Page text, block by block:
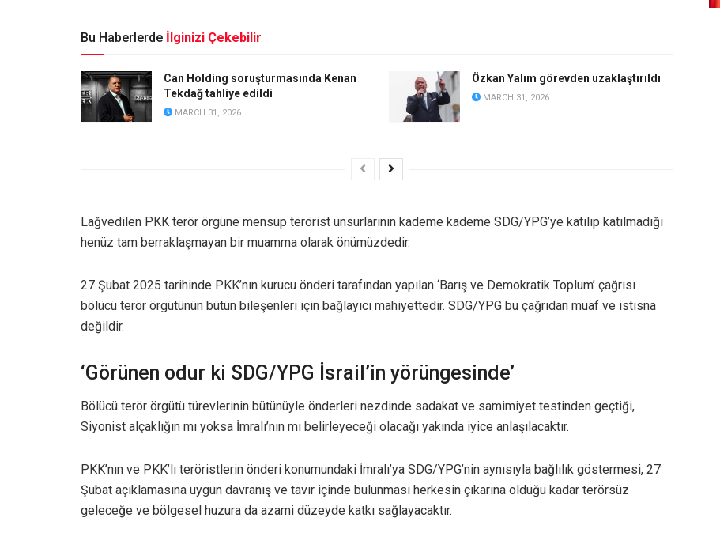
Bu Haberlerde İlginizi Çekebilir
Can Holding soruşturmasında Kenan
Tekdağ tahliye edildi
MARCH 31, 2026
Özkan Yalım görevden uzaklaştırıldı
MARCH 31, 2026
Lağvedilen PKK terör örgüne mensup terörist unsurlarının kademe kademe SDG/YPG’ye katılıp katılmadığı
henüz tam berraklaşmayan bir muamma olarak önümüzdedir.
27 Şubat 2025 tarihinde PKK’nın kurucu önderi tarafından yapılan ‘Barış ve Demokratik Toplum’ çağrısı
bölücü terör örgütünün bütün bileşenleri için bağlayıcı mahiyettedir. SDG/YPG bu çağrıdan muaf ve istisna
değildir.
‘Görünen odur ki SDG/YPG İsrail’in yörüngesinde’
Bölücü terör örgütü türevlerinin bütünüyle önderleri nezdinde sadakat ve samimiyet testinden geçtiği,
Siyonist alçaklığın mı yoksa İmralı’nın mı belirleyeceği olacağı yakında iyice anlaşılacaktır.
PKK’nın ve PKK’lı teröristlerin önderi konumundaki İmralı’ya SDG/YPG’nin aynısıyla bağlılık göstermesi, 27
Şubat açıklamasına uygun davranış ve tavır içinde bulunması herkesin çıkarına olduğu kadar terörsüz
geleceğe ve bölgesel huzura da azami düzeyde katkı sağlayacaktır.